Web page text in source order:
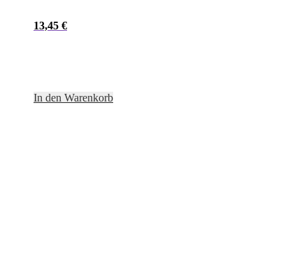
13,45 €
In den Warenkorb